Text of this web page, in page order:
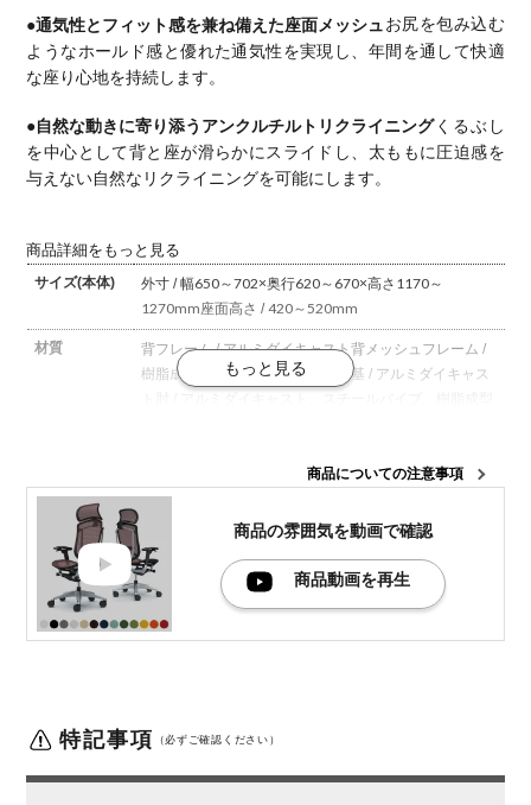
●通気性とフィット感を兼ね備えた座面メッシュ お尻を包み込む
ようなホールド感と優れた通気性を実現し、年間を通して快適
な座り心地を持続します。
●自然な動きに寄り添うアンクルチルトリクライニングくるぶし
を中心として背と座が滑らかにスライドし、太ももに圧迫感を
与えない自然なリクライニングを可能にします。
商品詳細をもっと見る
サイズ(本体)
外寸 / 幅650～702×奥行620～670×高さ1170～
1270mm座面高さ / 420～520mm
材質 背フレーム / アルミダイキャスト 背メッシュフレーム /
樹脂成型品
座 / 樹脂成型品
脚・支基 / アルミダイキャス
機能・特徴
心として背と座がシンクロしてスライドします。
ャストアーム（4Dアーム）
100mm（1D）、角度は内側15度、外側7.5度
（2D）、
前後40mm（3D）、左右方向25mmずつ
（4D）の調節が可能です。
生産国 日本
梱包数 1
商品についての注意事項
商品の雰囲気を動画で確認
商品動画を再生
特記事項 （必ずご確認ください）